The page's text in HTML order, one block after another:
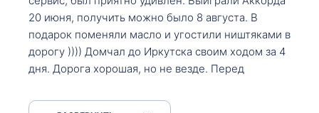
20 июня, получить можно было 8 августа. В
подарок поменяли масло и угостили ништяками в
дорогу )))) Домчал до Иркутска своим ходом за 4
дня. Дорога хорошая, но не везде. Перед
серпантинах по пути следования.